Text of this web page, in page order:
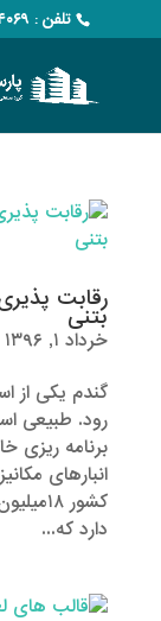
تلفن : ۰۹۱۲۴۳۸۴۰۶۹ (مهندس علیزاده)
رقابت
بتنی
خرداد ۱, ۱۳۹۶
گندم یکی از
رود. طبیعی
برنامه ریزی
انبارهای
کشور
دارد که...